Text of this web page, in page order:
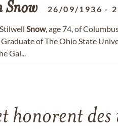
Snow 26/09/1936 -
Snow, age 74, of
of The Ohio State
Gal...
honorent des